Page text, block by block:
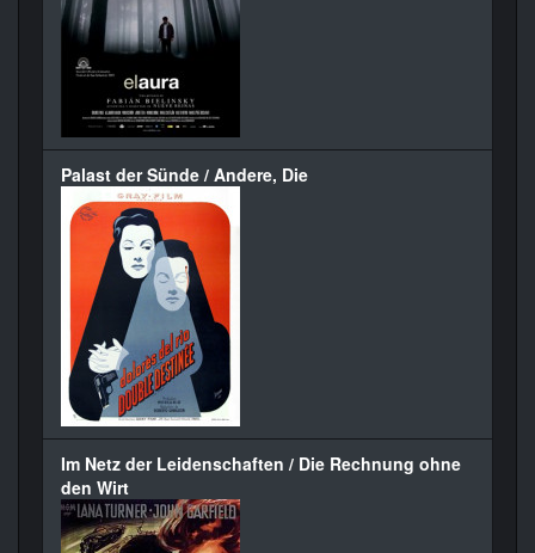
Palast der Sünde / Andere, Die
Im Netz der Leidenschaften / Die Rechnung ohne
den Wirt